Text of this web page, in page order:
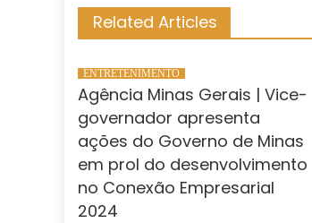
Related Articles
ENTRETENIMENTO
Agência Minas Gerais | Vice-
governador apresenta
ações do Governo de Minas
em prol do desenvolvimento
no Conexão Empresarial
2024